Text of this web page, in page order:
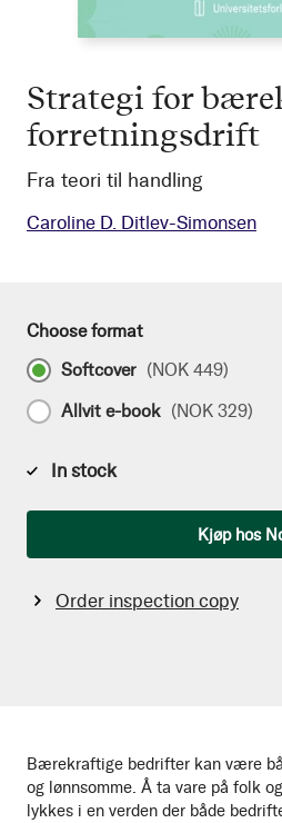
Strategi for
forretningsdrift
Fra teori til handling
Caroline D. Ditlev-Simonsen
Bærekraftige bedrifter kan være
og lønnsomme. Å ta vare på folk
lykkes i en verden der både
Choose format
Softcover (NOK 449)
Allvit e-book (NOK 329)
In stock
Kjøp hos
Order inspection copy